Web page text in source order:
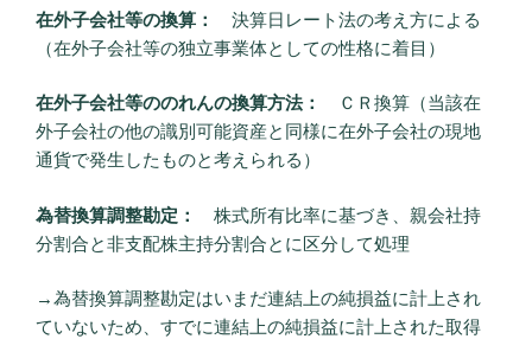
在外子会社等の換算： 決算日レート法の考え方による
（在外子会社等の独立事業体としての性格に着目）
在外子会社等ののれんの換算方法：
ＣＲ換算（当該在
外子会社の他の識別可能資産と同様に在外子会社の現地
通貨で発生したものと考えられる）
為替換算調整勘定： 株式所有比率に基づき、親会社持
分割合と非支配株主持分割合とに区分して処理
→為替換算調整勘定はいまだ連結上の純損益に計上され
ていないため、すでに連結上の純損益に計上された取得